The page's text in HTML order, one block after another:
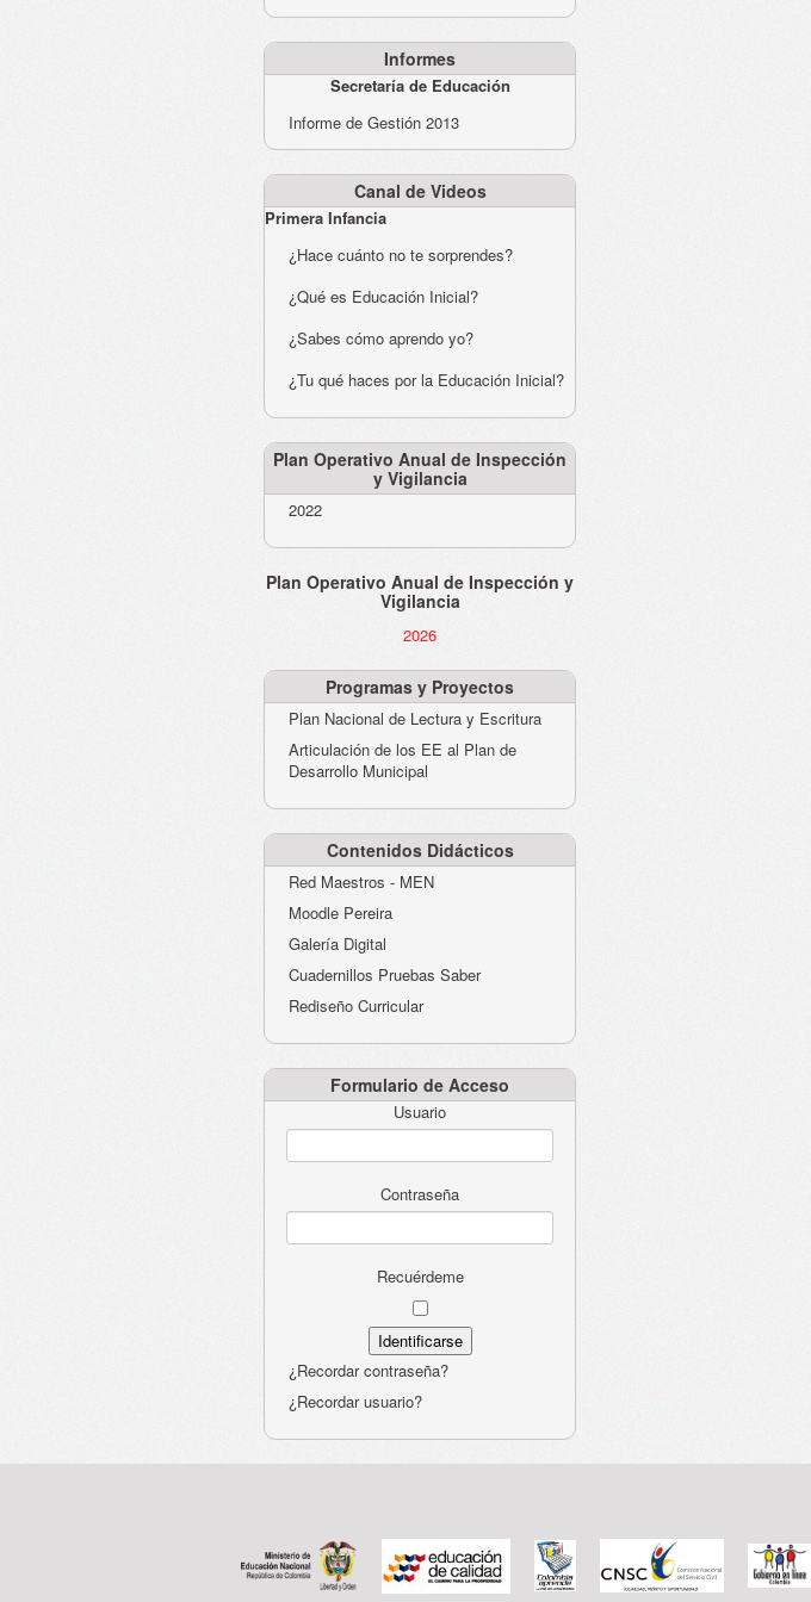
Informes
Secretaría de Educación
Informe de Gestión 2013
Canal de Videos
Primera Infancia
¿Hace cuánto no te sorprendes?
¿Qué es Educación Inicial?
¿Sabes cómo aprendo yo?
¿Tu qué haces por la Educación Inicial?
Plan Operativo Anual de Inspección
y Vigilancia
2022
Plan Operativo Anual de Inspección y
Vigilancia
2026
Programas y Proyectos
Plan Nacional de Lectura y Escritura
Articulación de los EE al Plan de
Desarrollo Municipal
Contenidos Didácticos
Red Maestros - MEN
Moodle Pereira
Galería Digital
Cuadernillos Pruebas Saber
Rediseño Curricular
Formulario de Acceso
Usuario
Contraseña
Recuérdeme
¿Recordar contraseña?
¿Recordar usuario?